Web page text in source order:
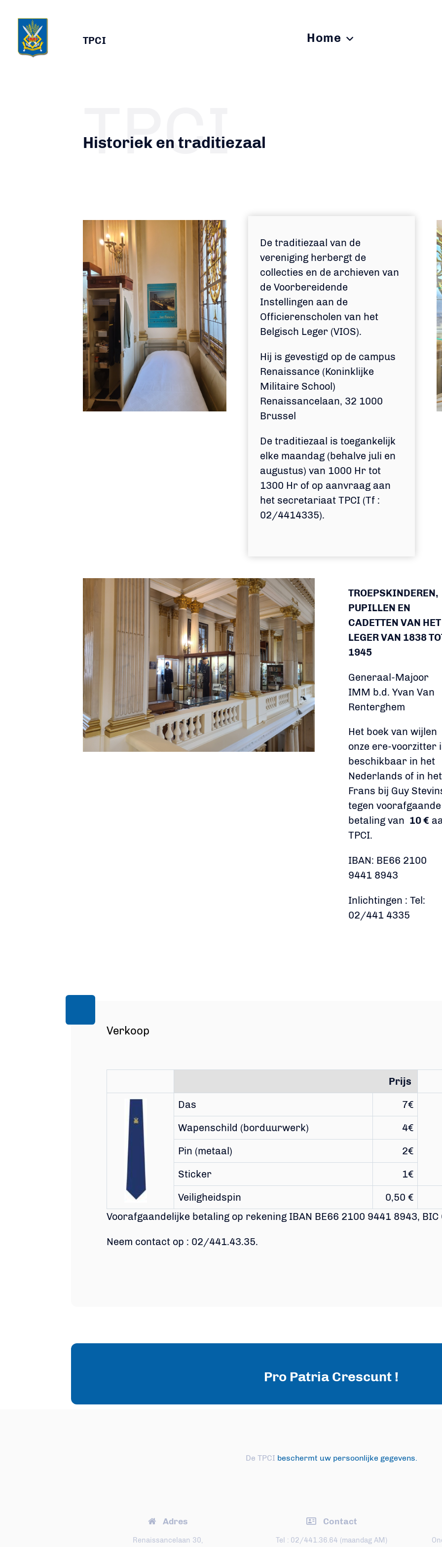
TPCI Home
Historiek en traditiezaal
TPCI
De traditiezaal van de
vereniging herbergt de
collecties en de archieven van
de Voorbereidende
Instellingen aan de
Officierenscholen van het
Belgisch Leger (VIOS).
Hij is gevestigd op de campus
Renaissance (Koninklijke
Militaire School)
Renaissancelaan, 32 1000
Brussel
De traditiezaal is toegankelijk
elke maandag (behalve juli en
augustus) van 1000 Hr tot
1300 Hr of op aanvraag aan
het secretariaat TPCI (Tf :
02/4414335).
TROEPSKINDEREN,
PUPILLEN EN
CADETTEN VAN HET
LEGER VAN 1838
1945
Generaal-Majoor
IMM b.d. Yvan Van
Renterghem
Het boek van wijlen
onze ere-voorzitter
beschikbaar in het
Nederlands of in het
Frans bij Guy
tegen voorafgaande
betaling van 10 €
TPCI.
IBAN: BE66 2100
9441 8943
Inlichtingen : Tel:
02/441 4335
Verkoop
Prijs
Das
7€
Wapenschild (borduurwerk)
4€
Pin (metaal)
2€
Sticker
1€
Veiligheidspin
0,50 €
Voorafgaandelijke betaling op rekening IBAN BE66 2100 9441 8943, BIC
Neem contact op : 02/441.43.35.
Pro Patria Crescunt !
De TPCI beschermt uw persoonlijke gegevens.
Adres
Renaissancelaan 30,
Contact
Tel : 02/441.36.64 (maandag AM)